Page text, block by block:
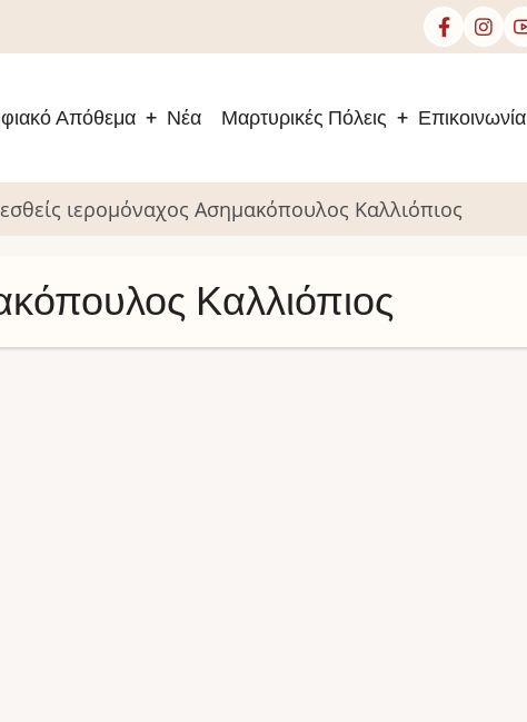
Απόθεμα Νέα Μαρτυρικές Πόλεις Επικοινωνία
ιερομόναχος Ασημακόπουλος Καλλιόπιος
Καλλιόπιος